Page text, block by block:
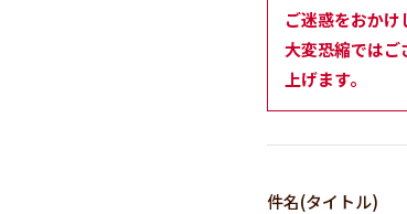
ご迷惑をおかけ
大変恐縮では
上げます。
件名(タイトル)